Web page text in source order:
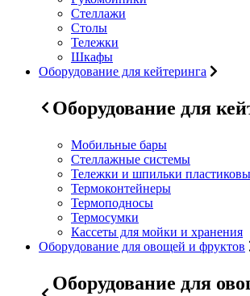
Стеллажи
Столы
Тележки
Шкафы
Оборудование для кейтеринга
Оборудование для
Мобильные бары
Стеллажные системы
Тележки и шпильки
Термоконтейнеры
Термоподносы
Термосумки
Кассеты для мойки и хранения
Оборудование для овощей и фруктов
Оборудование для